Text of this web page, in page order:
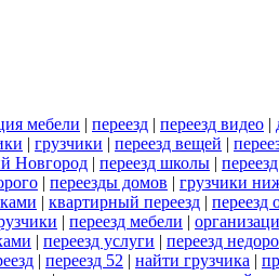
мебели | переезд | переезд видео |
| грузчики | переезд вещей |
Новгород | переезд школы |
| переезды домов | грузчики
| квартирный переезд | переезд
| переезд мебели |
| переезд услуги | переезд
| переезд 52 | найти грузчика |